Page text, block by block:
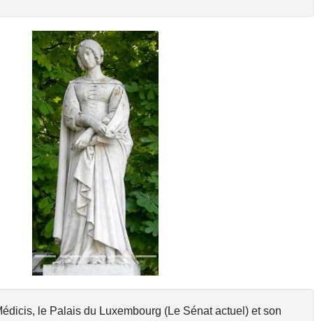
le Palais du Luxembourg (Le Sénat actuel) et son